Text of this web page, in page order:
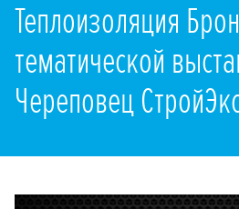
Теплоизоляция
тематической
Череповец